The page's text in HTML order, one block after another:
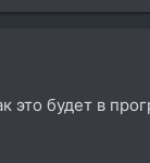
это будет в